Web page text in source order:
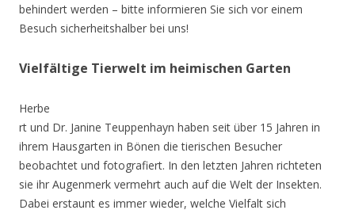
behindert werden – bitte informieren Sie sich vor einem
Besuch sicherheitshalber bei uns!
Vielfältige Tierwelt im heimischen Garten
Herbe
rt und Dr. Janine Teuppenhayn haben seit über 15 Jahren in
ihrem Hausgarten in Bönen die tierischen Besucher
beobachtet und fotografiert. In den letzten Jahren richteten
sie ihr Augenmerk vermehrt auch auf die Welt der Insekten.
Dabei erstaunt es immer wieder, welche Vielfalt sich